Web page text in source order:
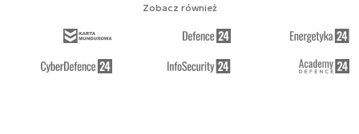
Zobacz również